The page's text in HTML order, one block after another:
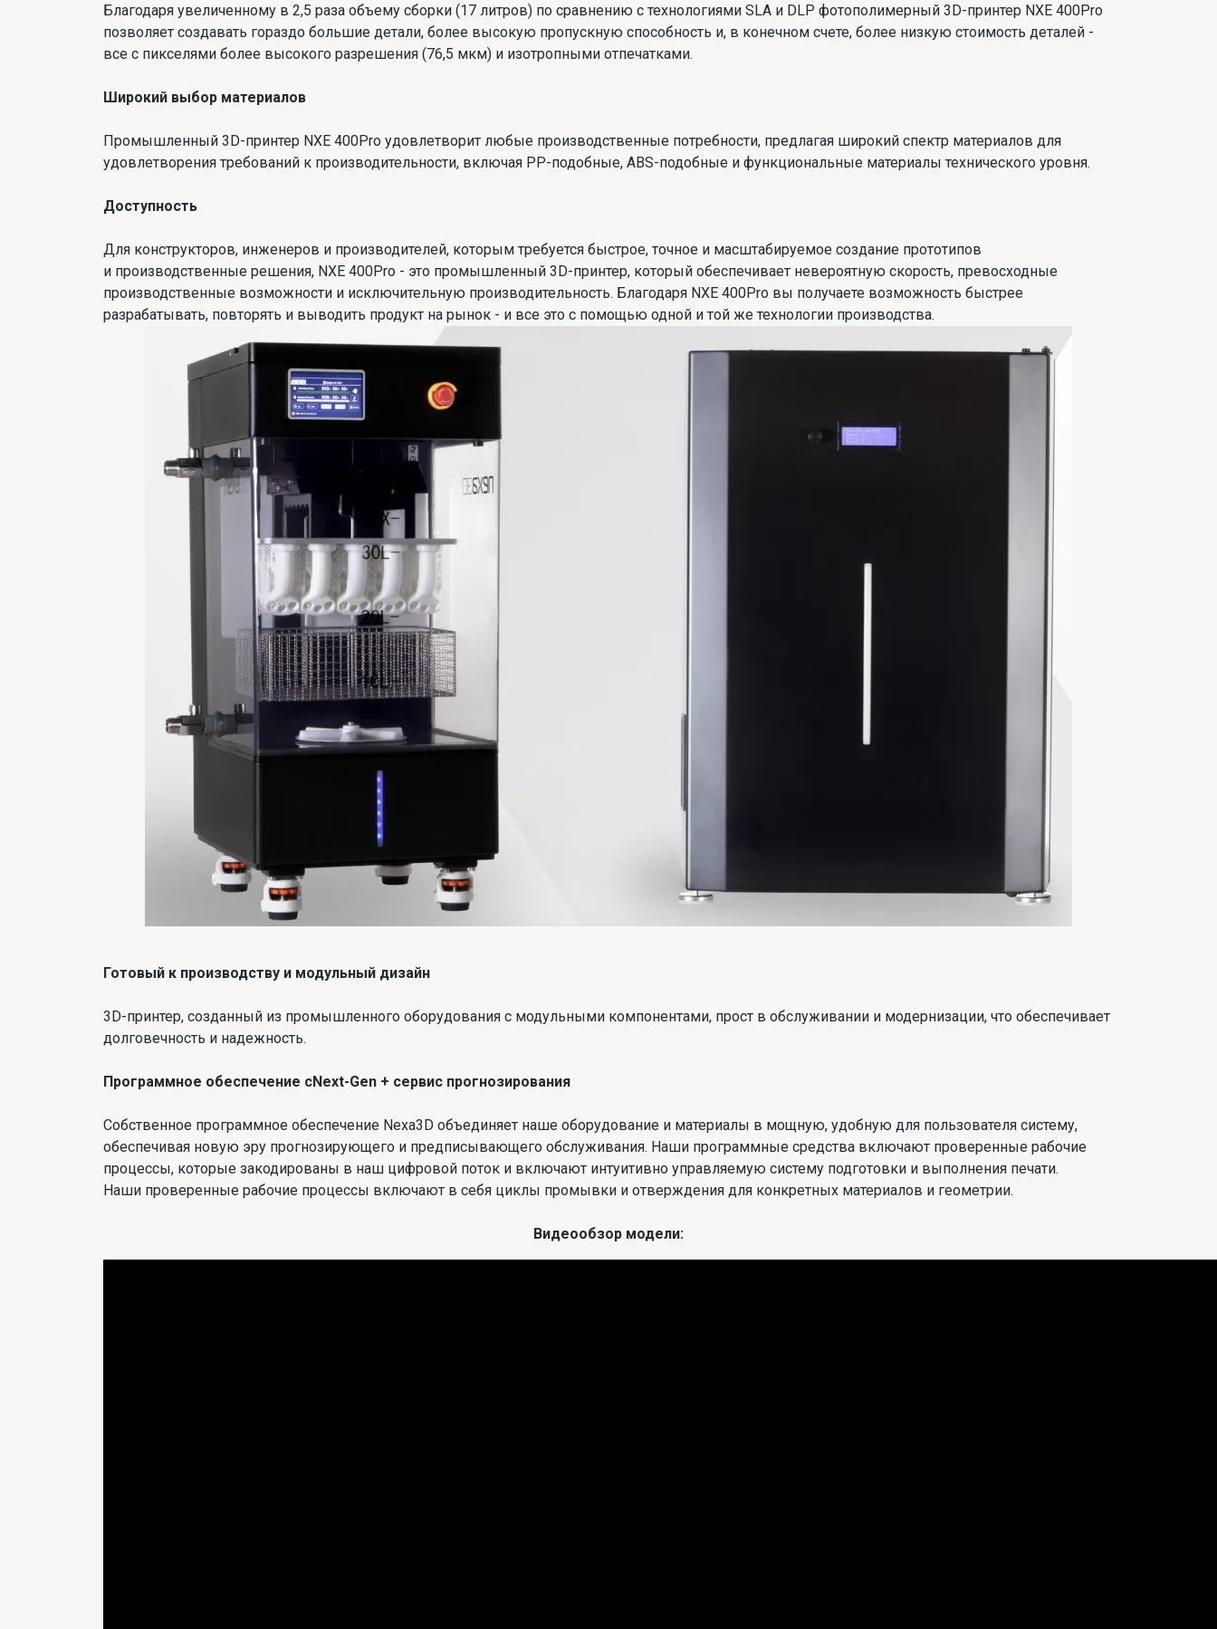
Благодаря увеличенному в 2,5 раза объему сборки (17 литров) по сравнению с технологиями SLA и DLP фотополимерный 3D-принтер NXE 400Pro
позволяет создавать гораздо большие детали, более высокую пропускную способность и, в конечном счете, более низкую стоимость деталей -
все с пикселями более высокого разрешения (76,5 мкм) и изотропными отпечатками.
Широкий выбор материалов
Промышленный 3D-принтер NXE 400Pro удовлетворит любые производственные потребности, предлагая широкий спектр материалов для
удовлетворения требований к производительности, включая PP-подобные, ABS-подобные и функциональные материалы технического уровня.
Доступность
Для конструкторов, инженеров и производителей, которым требуется быстрое, точное и масштабируемое создание прототипов
и производственные решения, NXE 400Pro - это промышленный 3D-принтер, который обеспечивает невероятную скорость, превосходные
производственные возможности и исключительную производительность. Благодаря NXE 400Pro вы получаете возможность быстрее
разрабатывать, повторять и выводить продукт на рынок - и все это с помощью одной и той же технологии производства.
Готовый к производству и модульный дизайн
3D-принтер, созданный из промышленного оборудования с модульными компонентами, прост в обслуживании и модернизации, что обеспечивает
долговечность и надежность.
Программное обеспечение сNext-Gen + сервис прогнозирования
Собственное программное обеспечение Nexa3D объединяет наше оборудование и материалы в мощную, удобную для пользователя систему,
обеспечивая новую эру прогнозирующего и предписывающего обслуживания. Наши программные средства включают проверенные рабочие
процессы, которые закодированы в наш цифровой поток и включают интуитивно управляемую систему подготовки и выполнения печати.
Наши проверенные рабочие процессы включают в себя циклы промывки и отверждения для конкретных материалов и геометрии.
Видеообзор модели: